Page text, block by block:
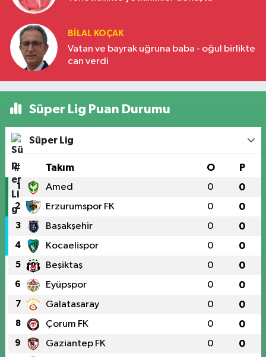
BILAL KOÇAK
Vatan ve bayrak uğruna baba - oğul birlikte
can verdi
Süper Lig Puan Durumu
Süper Lig
# Takım O P
1 Amed 0 0
2 Erzurumspor FK 0 0
3 Başakşehir 0 0
4 Kocaelispor 0 0
5 Beşiktaş 0 0
6 Eyüpspor 0 0
7 Galatasaray 0 0
8 Çorum FK 0 0
9 Gaziantep FK 0 0